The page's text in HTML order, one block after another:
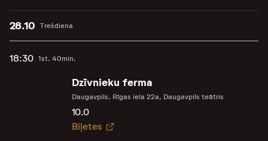
Trešdiena
28.10
18:30 1st. 40min.
Dzīvnieku ferma
Daugavpils, Rīgas iela 22a, Daugavpils teātris
10.0
Biļetes